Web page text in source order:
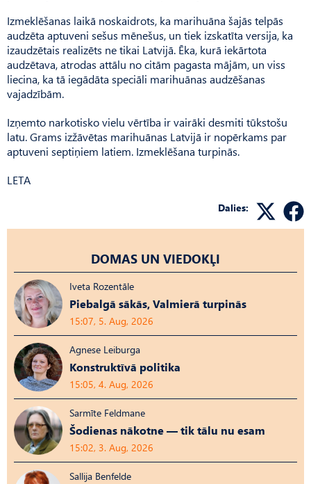
Izmeklēšanas laikā noskaidrots, ka marihuāna šajās telpās
audzēta aptuveni sešus mēnešus, un tiek izskatīta versija, ka
izaudzētais realizēts ne tikai Latvijā. Ēka, kurā iekārtota
audzētava, atrodas attālu no citām pagasta mājām, un viss
liecina, ka tā iegādāta speciāli marihuānas audzēšanas
vajadzībām.
Izņemto narkotisko vielu vērtība ir vairāki desmiti tūkstošu
latu. Grams izžāvētas marihuānas Latvijā ir nopērkams par
aptuveni septiņiem latiem. Izmeklēšana turpinās.
LETA
Dalies:
DOMAS UN VIEDOKĻI
Iveta Rozentāle
Piebalgā sākās, Valmierā turpinās
15:07, 5. Aug, 2026
Agnese Leiburga
Konstruktīvā politika
15:05, 4. Aug, 2026
Sarmīte Feldmane
Šodienas nākotne — tik tālu nu esam
15:02, 3. Aug, 2026
Sallija Benfelde